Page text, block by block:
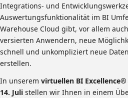
Integrations- und
Auswertungsfunktionalität im BI
Warehouse Cloud gibt, vor allem
versierten Anwendern, neue
schnell und unkompliziert neue
erstellen.
In unserem virtuellen BI
14. Juli stellen wir Ihnen in einem